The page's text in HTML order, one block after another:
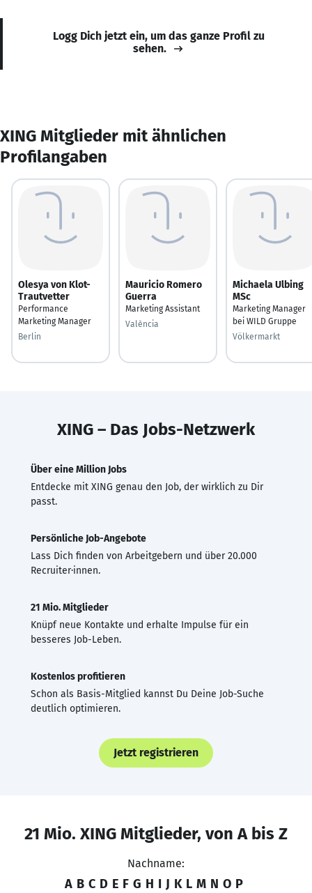
Logg Dich jetzt ein, um das ganze Profil zu
sehen.
XING Mitglieder mit ähnlichen
Profilangaben
Olesya von Klot-
Trautvetter
Performance
Marketing Manager
Berlin
Mauricio Romero
Guerra
Marketing Assistant
València
Michaela Ulbing
MSc
Marketing Manager
bei WILD Gruppe
Völkermarkt
XING – Das Jobs-Netzwerk
Über eine Million Jobs
Entdecke mit XING genau den Job, der wirklich zu Dir
passt.
Persönliche Job-Angebote
Lass Dich finden von Arbeitgebern und über 20.000
Recruiter·innen.
21 Mio. Mitglieder
Knüpf neue Kontakte und erhalte Impulse für ein
besseres Job-Leben.
Kostenlos profitieren
Schon als Basis-Mitglied kannst Du Deine Job-Suche
deutlich optimieren.
Jetzt registrieren
21 Mio. XING Mitglieder, von A bis Z
Nachname:
A B C D E F G H I J K L M N O P